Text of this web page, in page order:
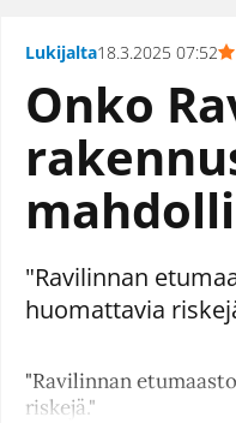
Lukijalta18.3.2025 07:52
Onko
"Ravilinnan
huomattavia
"Ravilinnan
riskejä."